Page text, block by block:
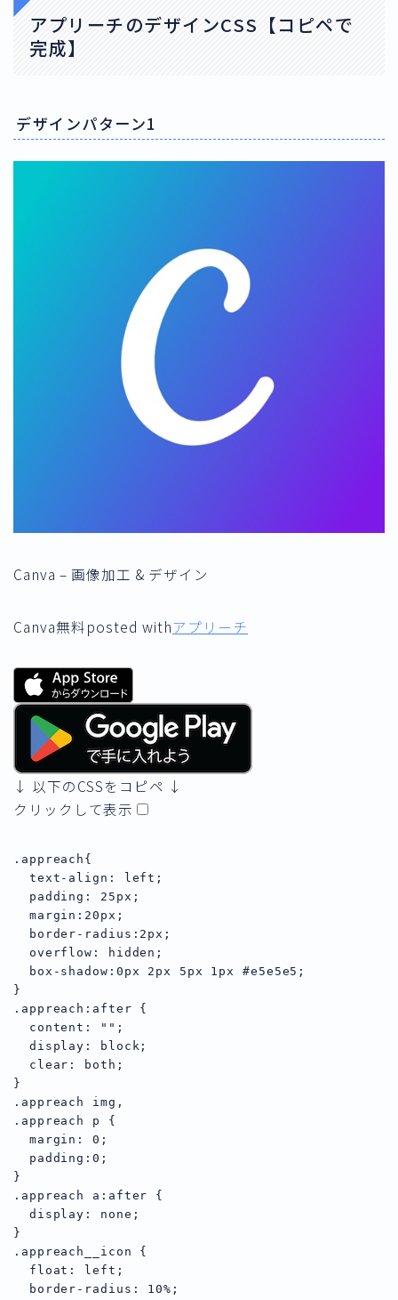
アプリーチのデザインCSS【コピペで
完成】
デザインパターン1
Canva – 画像加工 & デザイン
Canva無料posted withアプリーチ
↓ 以下のCSSをコピペ ↓
クリックして表示
.appreach{
  text-align: left;
  padding: 25px;
  margin:20px;
  border-radius:2px;
  overflow: hidden;
  box-shadow:0px 2px 5px 1px #e5e5e5;
}
.appreach:after {
  content: "";
  display: block;
  clear: both;
}
.appreach img,
.appreach p {
  margin: 0;
  padding:0;
}
.appreach a:after {
  display: none;
}
.appreach__icon {
  float: left;
  border-radius: 10%;